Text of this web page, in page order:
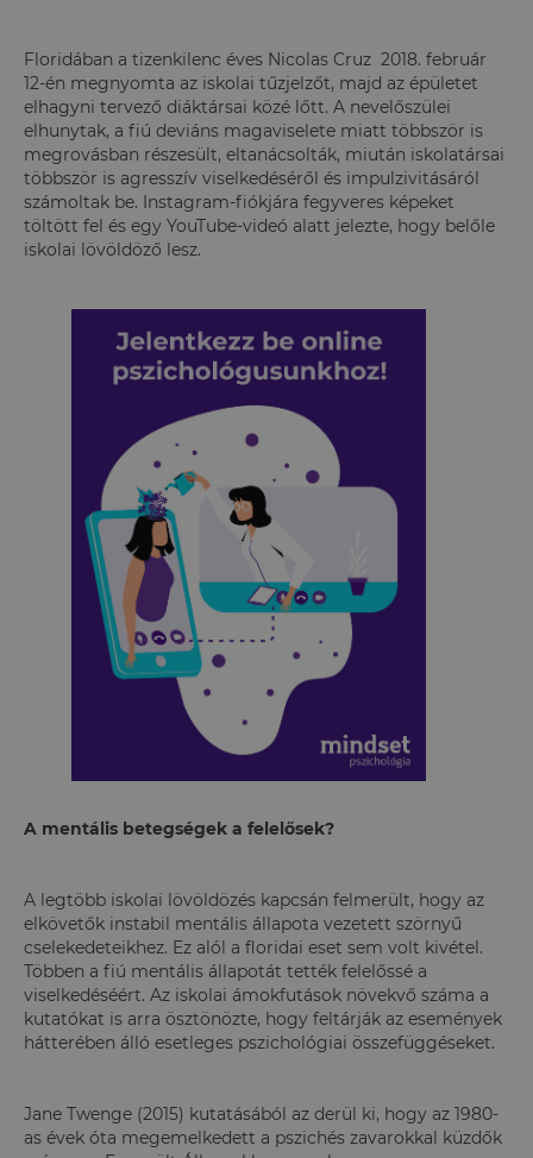
Floridában a tizenkilenc éves Nicolas Cruz 2018. február
12-én megnyomta az iskolai tűzjelzőt, majd az épületet
elhagyni tervező diáktársai közé lőtt. A nevelőszülei
elhunytak, a fiú deviáns magaviselete miatt többször is
megrovásban részesült, eltanácsolták, miután iskolatársai
többször is agresszív viselkedéséről és impulzivitásáról
számoltak be. Instagram-fiókjára fegyveres képeket
töltött fel és egy YouTube-videó alatt jelezte, hogy belőle
iskolai lövöldöző lesz.
A mentális betegségek a felelősek?
A legtöbb iskolai lövöldözés kapcsán felmerült, hogy az
elkövetők instabil mentális állapota vezetett szörnyű
cselekedeteikhez. Ez alól a floridai eset sem volt kivétel.
Többen a fiú mentális állapotát tették felelőssé a
viselkedéséért. Az iskolai ámokfutások növekvő száma a
kutatókat is arra ösztönözte, hogy feltárják az események
hátterében álló esetleges pszichológiai összefüggéseket.
Jane Twenge (2015) kutatásából az derül ki, hogy az 1980-
as évek óta megemelkedett a pszichés zavarokkal küzdők